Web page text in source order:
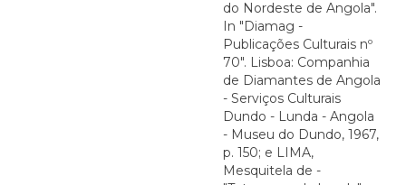
do Nordeste de Angola".
In "Diamag -
Publicações Culturais nº
70". Lisboa: Companhia
de Diamantes de Angola
- Serviços Culturais
Dundo - Lunda - Angola
- Museu do Dundo, 1967,
p. 150; e LIMA,
Mesquitela de -